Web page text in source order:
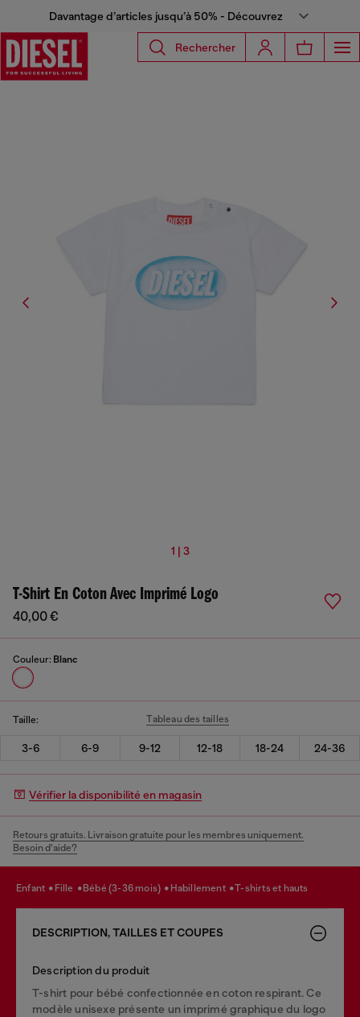
Davantage d’articles jusqu’à 50% - Découvrez
Rechercher
1 | 3
T-Shirt En Coton Avec Imprimé Logo
40,00 €
Couleur: Blanc
Taille: Tableau des tailles
3-6 6-9 9-12 12-18 18-24 24-36
Vérifier la disponibilité en magasin
Retours gratuits. Livraison gratuite pour les membres uniquement.
Besoin d’aide?
enfant fille bébé (3-36 mois) habillement t-shirts et hauts
DESCRIPTION, TAILLES ET COUPES
Description du produit
T-shirt pour bébé confectionnée en coton respirant. Ce
modèle unisexe présente un imprimé graphique du logo